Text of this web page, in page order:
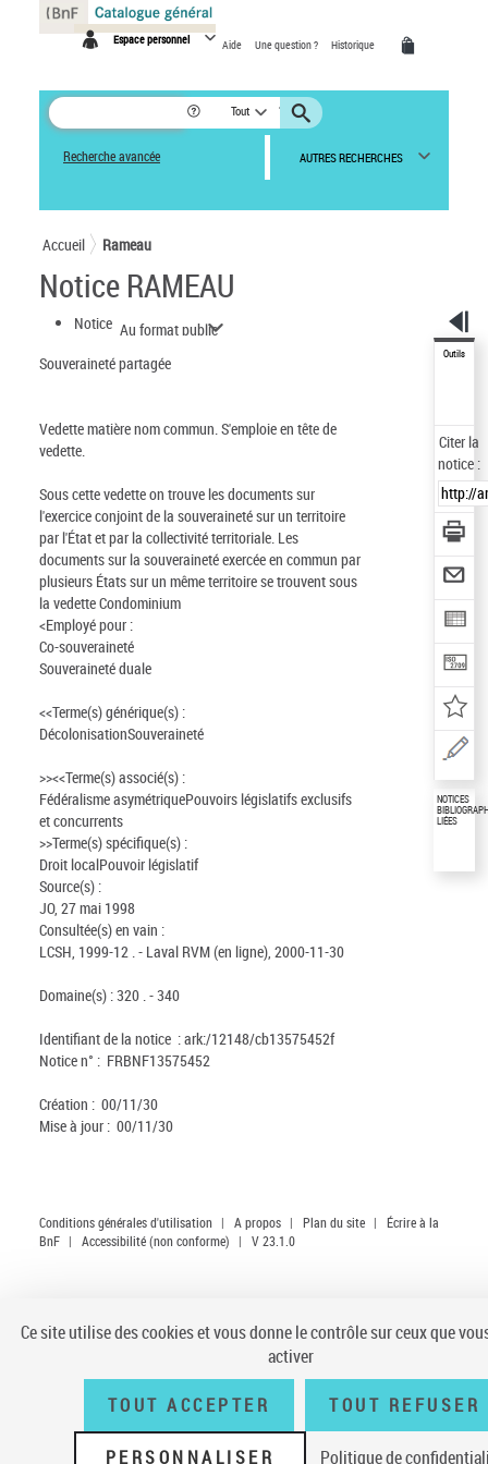
Espace personnel Aide Une question ? Historique
Tout
Recherche avancée AUTRES RECHERCHES
Accueil Rameau
Notice RAMEAU
Notice Au format public
Souveraineté partagée
Vedette matière nom commun.S'emploie en tête de
vedette.
Sous cette vedette on trouve les documents sur
l'exercice conjoint de la souveraineté sur un territoire
par l'État et par la collectivité territoriale. Les
documents sur la souveraineté exercée en commun par
plusieurs États sur un même territoire se trouvent sous
la vedette Condominium
<Employé pour :
Co-souveraineté
Souveraineté duale
<<Terme(s) générique(s) :
DécolonisationSouveraineté
>><<Terme(s) associé(s) :
Fédéralisme asymétriquePouvoirs législatifs exclusifs
et concurrents
>>Terme(s) spécifique(s) :
Droit localPouvoir législatif
Source(s) :
JO, 27 mai 1998
Consultée(s) en vain :
LCSH, 1999-12 . - Laval RVM (en ligne), 2000-11-30
Domaine(s) :320 . - 340
Identifiant de la notice :ark:/12148/cb13575452f
Notice n° : FRBNF13575452
Création : 00/11/30
Mise à jour : 00/11/30
Outils
Citer la
notice :
NOTICES
LIÉES
Conditions générales d'utilisation | A propos | Plan du site |
Écrire à la
BnF | Accessibilité (non conforme) | V 23.1.0
Panneau de gestion des cookies
Ce site utilise des cookies et vous donne le contrôle sur ceux que
activer
TOUT ACCEPTER TOUT REFUSER
PERSONNALISER Politique de